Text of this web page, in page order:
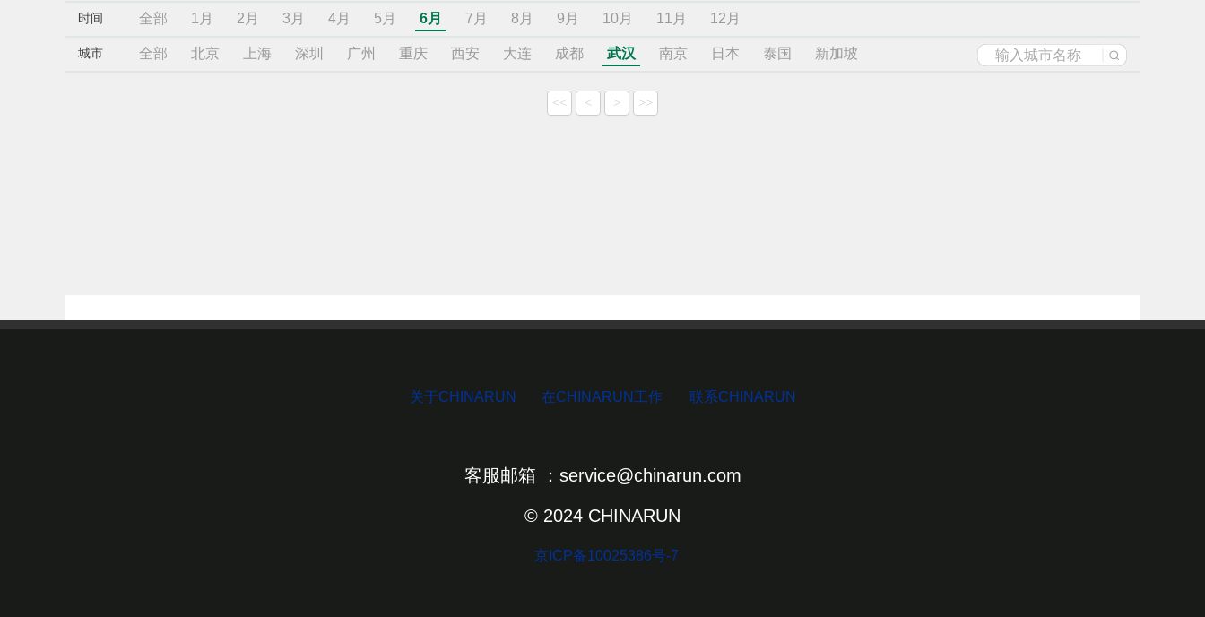
时间 全部 1月 2月 3月 4月 5月 6月 7月 8月 9月 10月 11月 12月
城市 全部 北京 上海 深圳 广州 重庆 西安 大连 成都 武汉 南京 日本 泰国 新加坡
<< < > >>
关于CHINARUN 在CHINARUN工作 联系CHINARUN
客服邮箱 ：service@chinarun.com
© 2024 CHINARUN
京ICP备10025386号-7